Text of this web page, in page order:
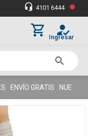
headset_mic 4101 6444 •
shopping_cart how_to_reg
Ingresar
search
ENVÍO GRATIS NUEVOS